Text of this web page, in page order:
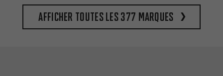
Afficher toutes les 377 marques